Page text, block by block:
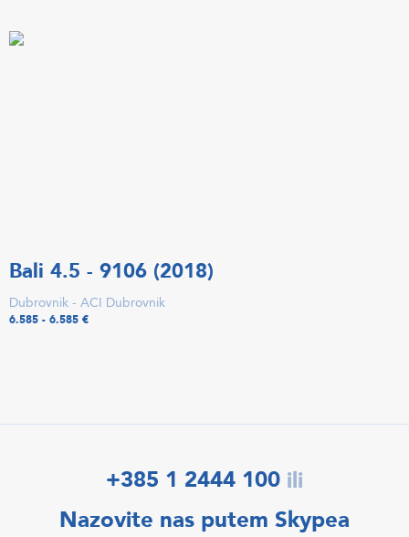
Bali 4.5 - 9106 (2018)
Dubrovnik - ACI Dubrovnik
6.585 - 6.585 €
+385 1 2444 100 ili
Nazovite nas putem Skypea